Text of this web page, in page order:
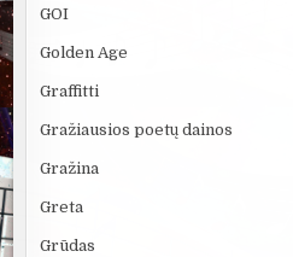
GOI
Golden Age
Graffitti
Gražiausios poetų dainos
Gražina
Greta
Grūdas